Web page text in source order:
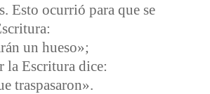
Esto ocurrió para que se
un hueso»;
la Escritura dice:
traspasaron».